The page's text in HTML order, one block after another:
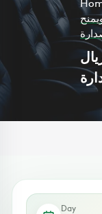
Day